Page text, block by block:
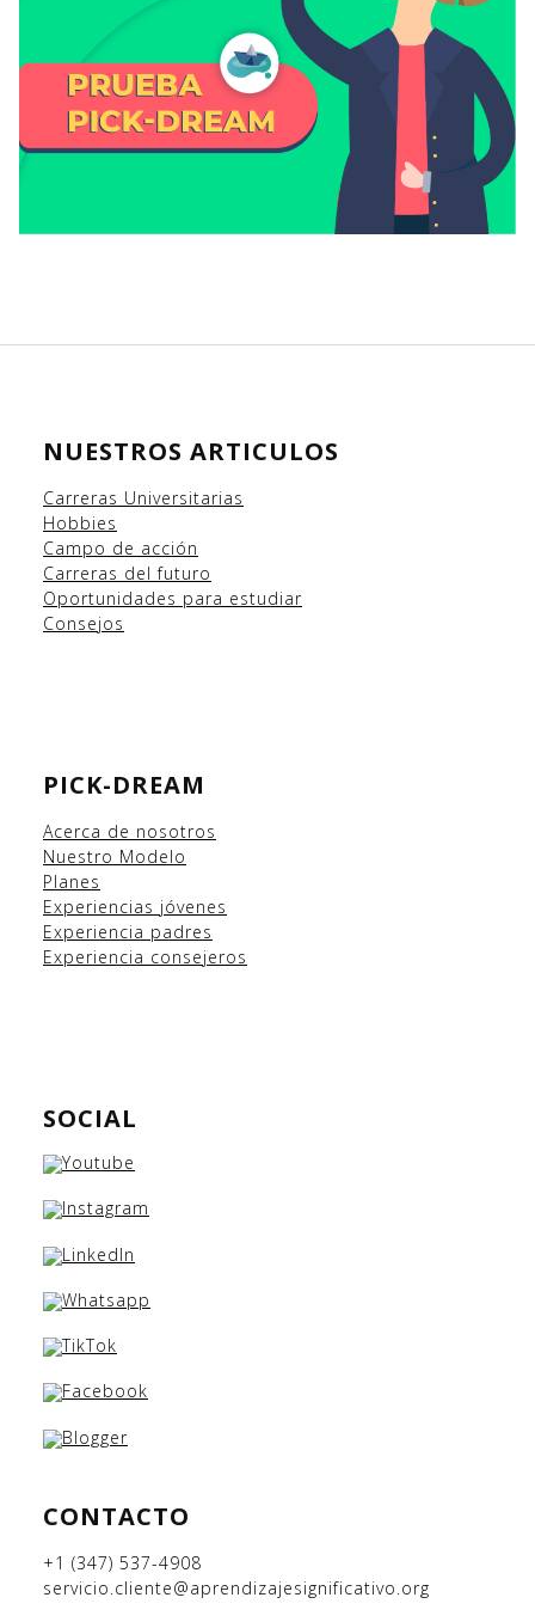
NUESTROS ARTICULOS
Carreras Universitarias
Hobbies
Campo de acción
Carreras del futuro
Oportunidades para estudiar
Consejos
PICK-DREAM
Acerca de nosotros
Nuestro Modelo
Planes
Experiencias jóvenes
Experiencia padres
Experiencia consejeros
SOCIAL
CONTACTO
+1 (347) 537-4908
servicio.cliente@aprendizajesignificativo.org